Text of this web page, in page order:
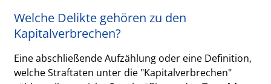
Welche Delikte gehören zu den
Kapitalverbrechen?
Eine abschließende Aufzählung oder eine Definition,
welche Straftaten unter die "Kapitalverbrechen"